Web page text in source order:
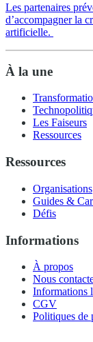
Les partenaires
d’accompagner la
artificielle.
À la une
Les Faiseurs
Ressources
Ressources
Organisations
Guides &
Défis
Informations
À propos
Nous
Informations
CGV
Politiques de